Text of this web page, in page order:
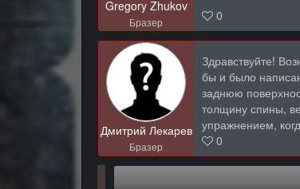
Gregory Zhukov
Бразер 0
Дмитрий Лекарев
Бразер
Здравствуйте!
бы и было
заднюю
толщину спины,
упражнением,
0